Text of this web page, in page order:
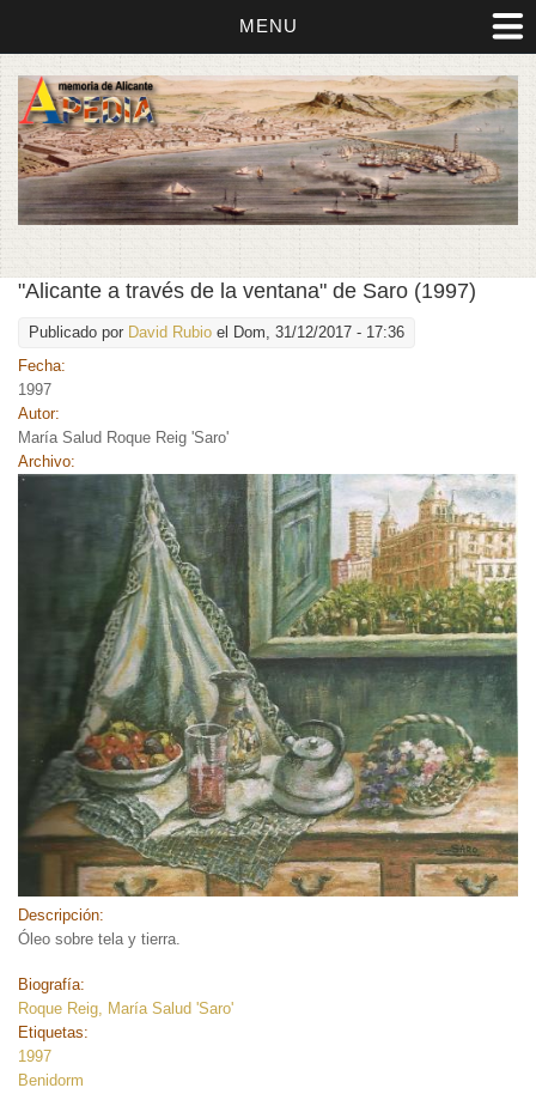
MENU
"Alicante a través de la ventana" de Saro (1997)
Publicado por David Rubio el Dom, 31/12/2017 - 17:36
Fecha:
1997
Autor:
María Salud Roque Reig 'Saro'
Archivo:
Descripción:
Óleo sobre tela y tierra.
Biografía:
Roque Reig, María Salud 'Saro'
Etiquetas:
1997
Benidorm